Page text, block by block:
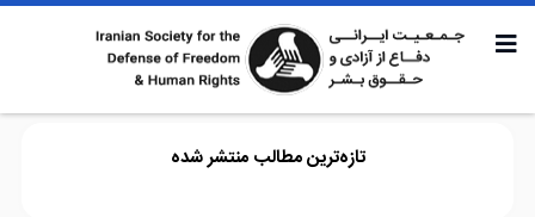
تازه‌ترین مطالب منتشر شده